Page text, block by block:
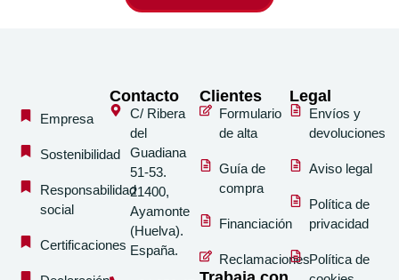
Empresa
Sostenibilidad
Responsabilidad
social
Certificaciones
Contacto
C/ Ribera
del
Guadiana
51-53.
21400,
Ayamonte
(Huelva).
España.
Clientes
Formulario
de alta
Guía de
compra
Financiación
Reclamaciones
Legal
Envíos y
devoluciones
Aviso legal
Política de
privacidad
Política de